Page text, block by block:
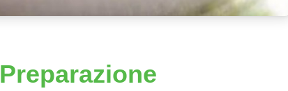
Preparazione